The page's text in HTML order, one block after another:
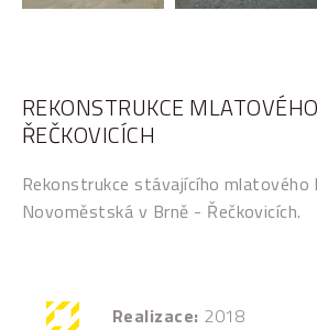
REKONSTRUKCE
ŘEČKOVICÍCH
Rekonstrukce stávajícího mlatového
Novoměstská v Brně - Řečkovicích.
Realizace: 2018